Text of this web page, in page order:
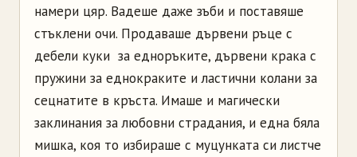
намери цяр. Вадеше даже зъби и поставяше
стъклени очи. Продаваше дървени ръце с
дебели куки за едноръките, дървени крака с
пружини за еднокраките и ластични колани за
сецнатите в кръста. Имаше и магически
заклинания за любовни страдания, и една бяла
мишка, коя то избираше с муцунката си листче